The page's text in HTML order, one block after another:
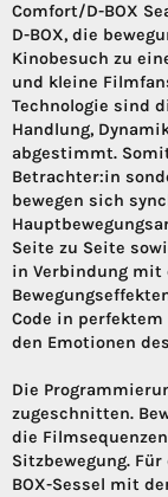
Comfort/D-BOX
D-BOX, die
Kinobesuch zu
und kleine
Technologie sind
Handlung,
abgestimmt.
Betrachter:in
bewegen sich
Seite zu Seite
in Verbindung mit
Code in
den Emotionen
Die
zugeschnitten.
die
Sitzbewegung.
BOX-Sessel mit